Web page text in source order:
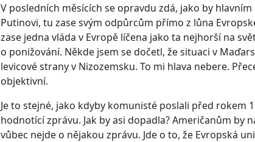
V posledních měsících se opravdu zdá, jako by
Putinovi, tu zase svým odpůrcům přímo z lůna
zase jedna vláda v Evropě líčena jako ta nejhorší na
o ponižování. Někde jsem se dočetl, že situaci v
levicové strany v Nizozemsku. To mi hlava nebere.
objektivní.
Je to stejné, jako kdyby komunisté poslali před rokem
hodnotící zprávu. Jak by asi dopadla? Američanům by
vůbec nejde o nějakou zprávu. Jde o to, že Evropská